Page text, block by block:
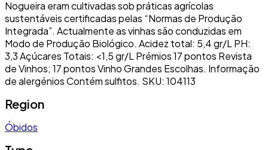
Nogueira eram cultivadas sob práticas agrícolas
sustentáveis certificadas pelas “Normas de Produção
Integrada”. Actualmente as vinhas são conduzidas em
Modo de Produção Biológico. Acidez total: 5,4 gr/L PH:
3,3 Açúcares Totais: <1,5 gr/L Prémios 17 pontos Revista
de Vinhos; 17 pontos Vinho Grandes Escolhas. Informação
de alergénios Contém sulfitos. SKU: 104113
Region
Óbidos